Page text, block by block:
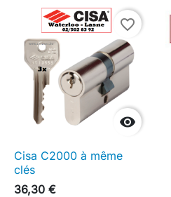

favorite_border
Cisa C2000 à même
clés
36,30 €